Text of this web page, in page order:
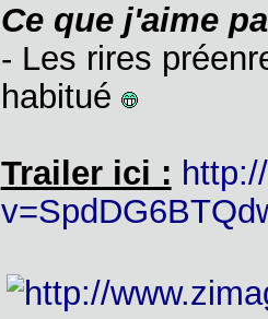
Ce que j'aime
- Les rires
habitué
Trailer ici :